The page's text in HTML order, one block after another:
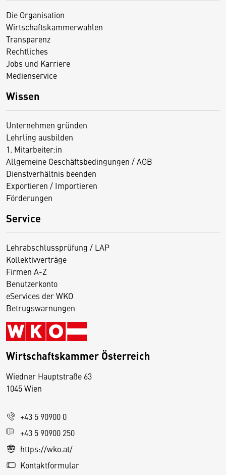
Die Organisation
Wirtschaftskammerwahlen
Transparenz
Rechtliches
Jobs und Karriere
Medienservice
Wissen
Unternehmen gründen
Lehrling ausbilden
1. Mitarbeiter:in
Allgemeine Geschäftsbedingungen / AGB
Dienstverhältnis beenden
Exportieren / Importieren
Förderungen
Service
Lehrabschlussprüfung / LAP
Kollektivverträge
Firmen A-Z
Benutzerkonto
eServices der WKO
Betrugswarnungen
Wirtschaftskammer Österreich
Wiedner Hauptstraße 63
1045 Wien
+43 5 90900 0
+43 5 90900 250
https://wko.at/
Kontaktformular
D
s
e
S
e